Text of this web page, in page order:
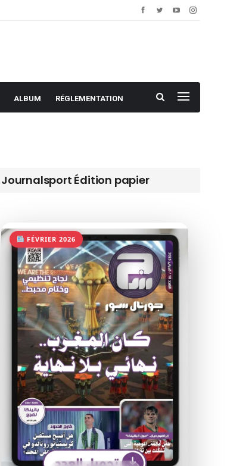
ALBUM RÉGLEMENTATION
Journalsport Édition papier
FÉVRIER 2026